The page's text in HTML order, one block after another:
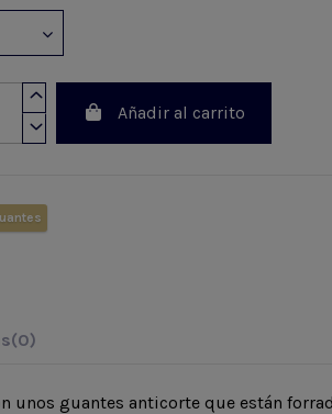
Añadir al carrito
(0)
unos guantes anticorte que están